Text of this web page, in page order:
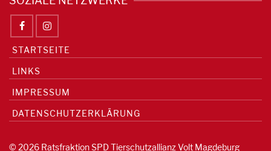
STARTSEITE
LINKS
IMPRESSUM
DATENSCHUTZERKLÄRUNG
© 2026 Ratsfraktion SPD Tierschutzallianz Volt Magdeburg